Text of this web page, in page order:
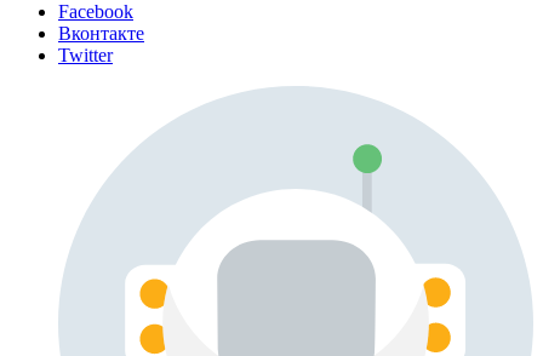
Facebook
Вконтакте
Twitter